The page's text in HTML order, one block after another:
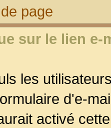
page
sur le lien
les
d'e-
activé